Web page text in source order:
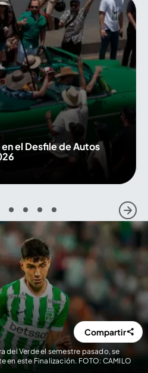
el Desfile de Autos
2 3 4 5
del Verde el semestre pasado, se
en este Finalización. FOTO: CAMILO
Compartir